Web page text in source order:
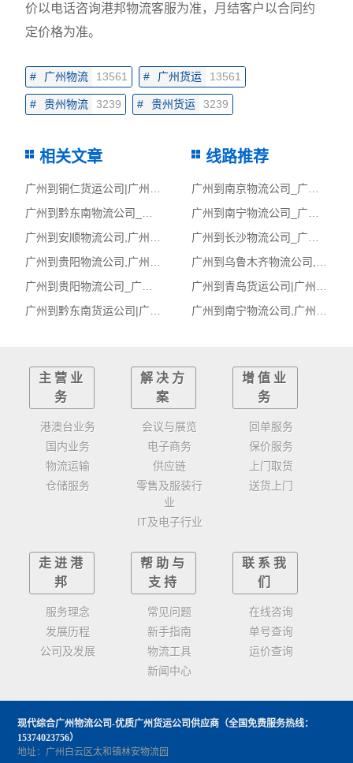
价以电话咨询港邦物流客服为准，月结客户以合同约
定价格为准。
# 广州物流 13561 # 广州货运 13561
# 贵州物流 3239 # 贵州货运 3239
相关文章 线路推荐
主营业
务
港澳台业务
国内业务
物流运输
仓储服务
解决方
案
会议与展览
电子商务
供应链
零售及服装行
业
IT及电子行业
增值业
务
回单服务
保价服务
上门取货
送货上门
走进港
邦
服务理念
发展历程
公司及发展
帮助与
支持
常见问题
新手指南
物流工具
新闻中心
联系我
们
在线咨询
单号查询
运价查询
现代综合广州物流公司-优质广州货运公司供应商 （全国免费服务热线：
15374023756）
地址：广州白云区太和镇林安物流园